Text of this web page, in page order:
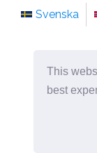
This
best
Svenska
©